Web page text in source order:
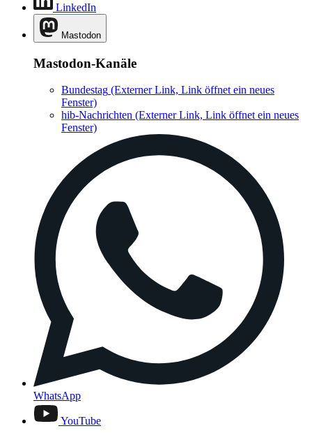
LinkedIn
Mastodon
Mastodon-Kanäle
Bundestag (Externer Link, Link öffnet ein neues
Fenster)
hib-Nachrichten (Externer Link, Link öffnet ein neues
Fenster)
WhatsApp
YouTube